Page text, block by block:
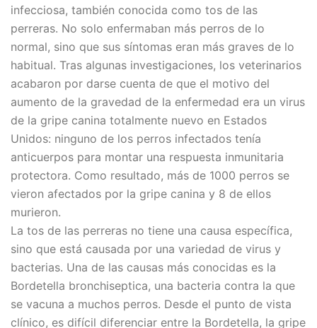
infecciosa, también conocida como tos de las
perreras. No solo enfermaban más perros de lo
normal, sino que sus síntomas eran más graves de lo
habitual. Tras algunas investigaciones, los veterinarios
acabaron por darse cuenta de que el motivo del
aumento de la gravedad de la enfermedad era un virus
de la gripe canina totalmente nuevo en Estados
Unidos: ninguno de los perros infectados tenía
anticuerpos para montar una respuesta inmunitaria
protectora. Como resultado, más de 1000 perros se
vieron afectados por la gripe canina y 8 de ellos
murieron.
La tos de las perreras no tiene una causa específica,
sino que está causada por una variedad de virus y
bacterias. Una de las causas más conocidas es la
Bordetella bronchiseptica, una bacteria contra la que
se vacuna a muchos perros. Desde el punto de vista
clínico, es difícil diferenciar entre la Bordetella, la gripe